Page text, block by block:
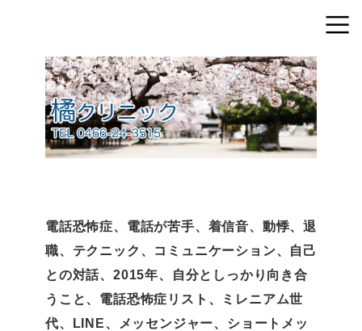
電話恐怖症、電話が苦手、着信音、動悸、退
職、テクニック、コミュニケーション、自己
との対話、2015年、自分としっかり向き合
うこと、電話恐怖症リスト、ミレニアム世
代、LINE、メッセンジャー、ショートメッ